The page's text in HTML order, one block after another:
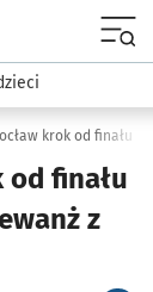
i rekreacja
od finału
z